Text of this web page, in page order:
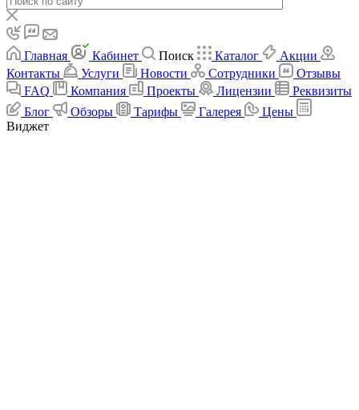
Главная Кабинет Поиск Каталог
Акции
Контакты
Услуги Новости Сотрудники
Отзывы
FAQ
Компания Проекты Лицензии
Реквизиты
Блог
Обзоры Тарифы Галерея
Цены
Виджет